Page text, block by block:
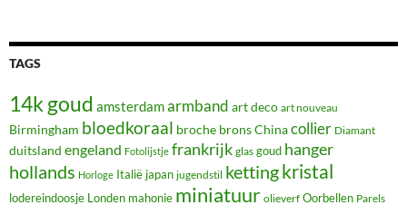
TAGS
14k goud amsterdamarmband art deco art nouveau
Birmingham bloedkoraal broche bronsChinacollier Diamant
duitsland engeland Fotolijstje frankrijk glas goud hanger
hollands Horloge Italië japan jugendstil kettingkristal
lodereindoosje Londen mahonie miniatuur olieverf Oorbellen Parels